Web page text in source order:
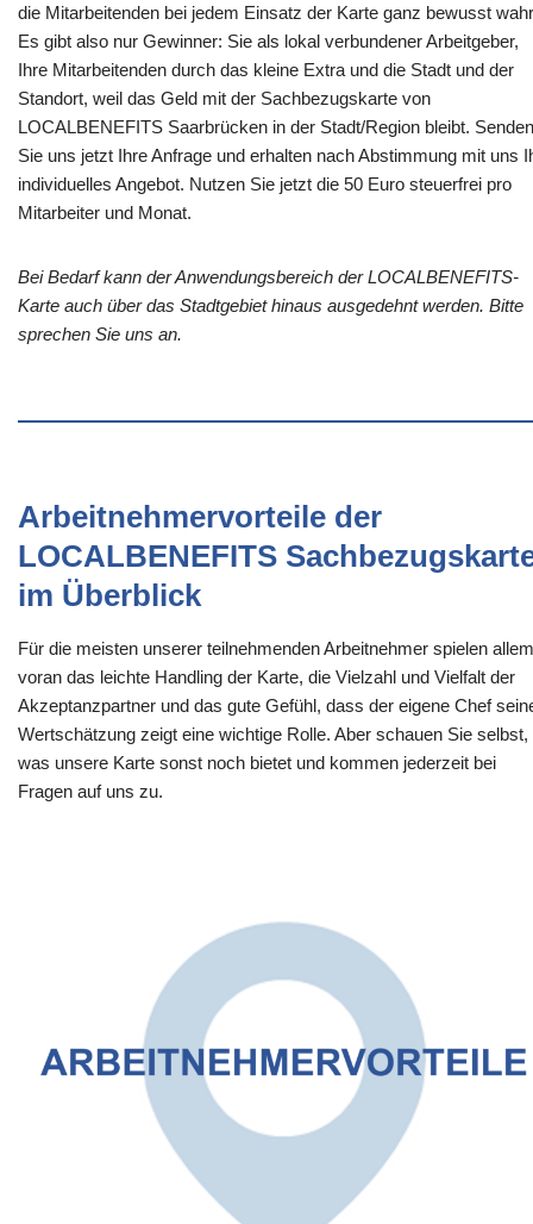
die Mitarbeitenden bei jedem Einsatz der Karte ganz bewusst
Es gibt also nur Gewinner: Sie als lokal verbundener Arbeitgeber,
Ihre Mitarbeitenden durch das kleine Extra und die Stadt und der
Standort, weil das Geld mit der Sachbezugskarte von
LOCALBENEFITS Saarbrücken in der Stadt/Region bleibt. Senden
Sie uns jetzt Ihre Anfrage und erhalten nach Abstimmung mit uns
individuelles Angebot. Nutzen Sie jetzt die 50 Euro steuerfrei pro
Mitarbeiter und Monat.
Bei Bedarf kann der Anwendungsbereich der LOCALBENEFITS-
Karte auch über das Stadtgebiet hinaus ausgedehnt werden. Bitte
sprechen Sie uns an.
Arbeitnehmervorteile der
LOCALBENEFITS
im Überblick
Für die meisten unserer teilnehmenden Arbeitnehmer spielen allem
voran das leichte Handling der Karte, die Vielzahl und Vielfalt der
Akzeptanzpartner und das gute Gefühl, dass der eigene Chef
Wertschätzung zeigt eine wichtige Rolle. Aber schauen Sie selbst,
was unsere Karte sonst noch bietet und kommen jederzeit bei
Fragen auf uns zu.